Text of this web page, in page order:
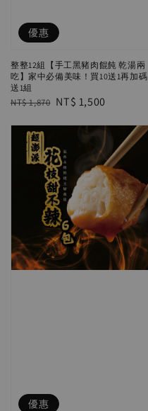
優惠
整整12組【手工黑豬肉餛飩 乾湯兩
吃】家中必備美味！買10送1再加碼
送1組
Regular
NT$ 1,870 Sale
NT$ 1,500
優惠